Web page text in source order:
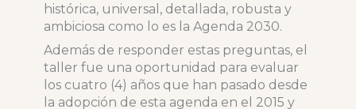
histórica, universal, detallada, robusta y
ambiciosa como lo es la Agenda 2030.
Además de responder estas preguntas, el
taller fue una oportunidad para evaluar
los cuatro (4) años que han pasado desde
la adopción de esta agenda en el 2015 y